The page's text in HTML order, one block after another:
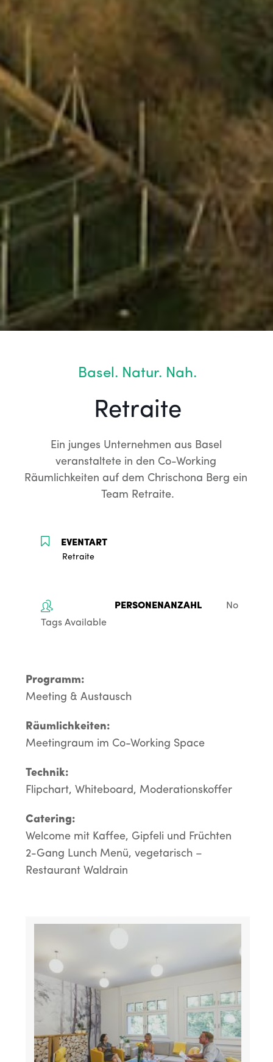
Basel. Natur. Nah.
Retraite
Ein junges Unternehmen aus Basel
veranstaltete in den Co-Working
Räumlichkeiten auf dem Chrischona Berg ein
Team Retraite.
Retraite
No
Tags Available
Programm:
Meeting & Austausch
Räumlichkeiten:
Meetingraum im Co-Working Space
Technik:
Flipchart, Whiteboard, Moderationskoffer
Catering:
Welcome mit Kaffee, Gipfeli und Früchten
2-Gang Lunch Menü, vegetarisch –
Restaurant Waldrain